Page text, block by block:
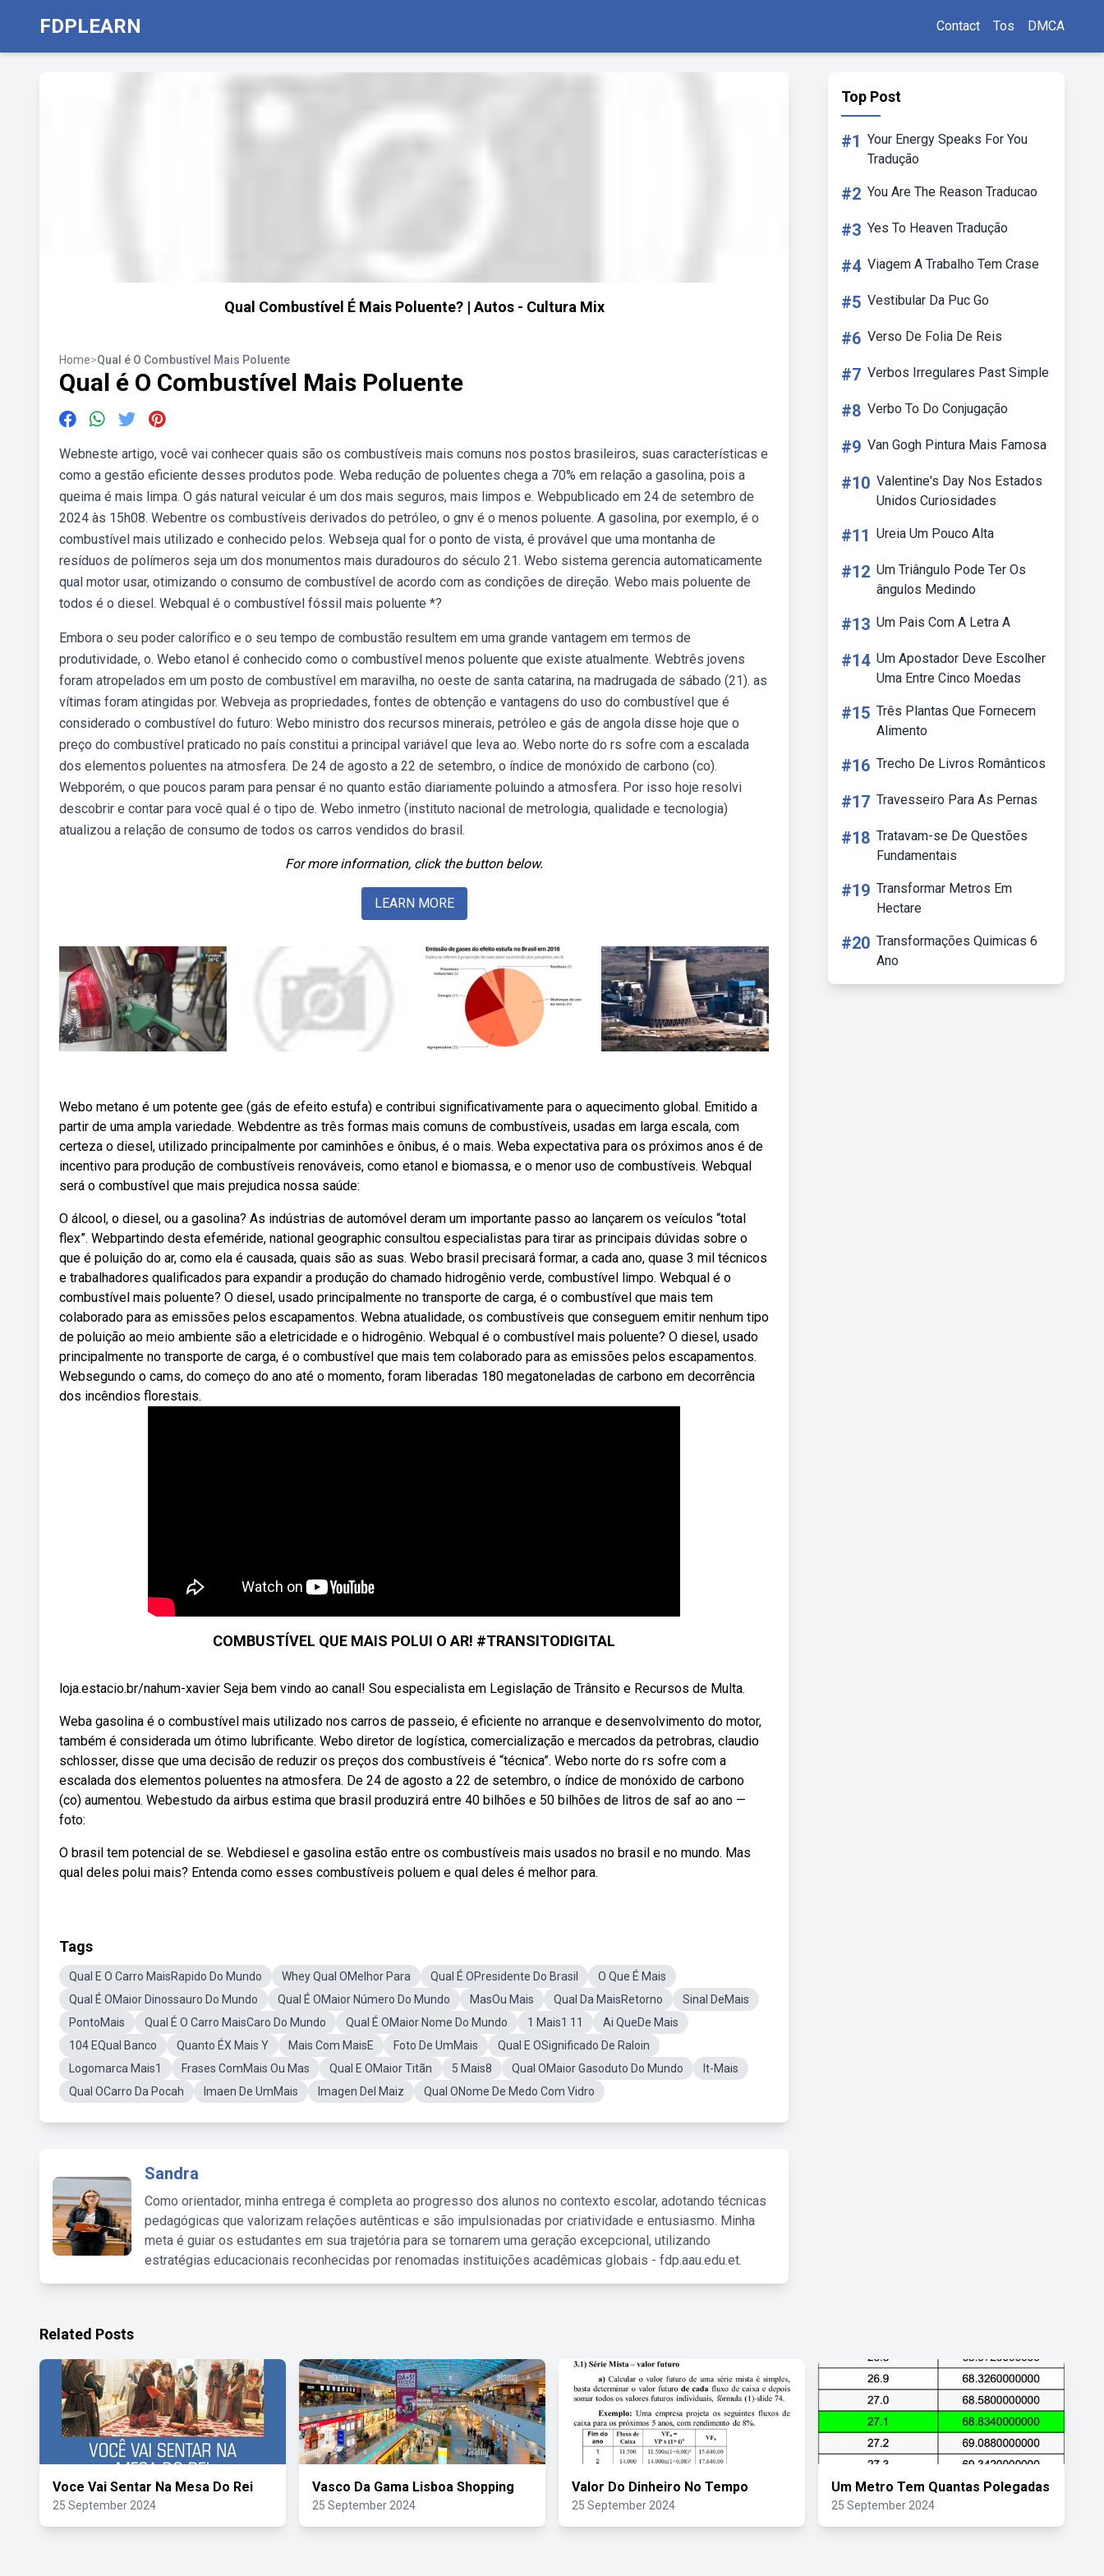
FDPLEARN Contact Tos DMCA
Qual Combustível É Mais Poluente? | Autos - Cultura Mix
Home>Qual é O Combustível Mais Poluente
Qual é O Combustível Mais Poluente
Webneste artigo, você vai conhecer quais são os combustíveis mais comuns nos postos brasileiros, suas características e
como a gestão eficiente desses produtos pode. Weba redução de poluentes chega a 70% em relação a gasolina, pois a
queima é mais limpa. O gás natural veicular é um dos mais seguros, mais limpos e. Webpublicado em 24 de setembro de
2024 às 15h08. Webentre os combustíveis derivados do petróleo, o gnv é o menos poluente. A gasolina, por exemplo, é o
combustível mais utilizado e conhecido pelos. Webseja qual for o ponto de vista, é provável que uma montanha de
resíduos de polímeros seja um dos monumentos mais duradouros do século 21. Webo sistema gerencia automaticamente
qual motor usar, otimizando o consumo de combustível de acordo com as condições de direção. Webo mais poluente de
todos é o diesel. Webqual é o combustível fóssil mais poluente *?
Embora o seu poder calorífico e o seu tempo de combustão resultem em uma grande vantagem em termos de
produtividade, o. Webo etanol é conhecido como o combustível menos poluente que existe atualmente. Webtrês jovens
foram atropelados em um posto de combustível em maravilha, no oeste de santa catarina, na madrugada de sábado (21). as
vítimas foram atingidas por. Webveja as propriedades, fontes de obtenção e vantagens do uso do combustível que é
considerado o combustível do futuro: Webo ministro dos recursos minerais, petróleo e gás de angola disse hoje que o
preço do combustível praticado no país constitui a principal variável que leva ao. Webo norte do rs sofre com a escalada
dos elementos poluentes na atmosfera. De 24 de agosto a 22 de setembro, o índice de monóxido de carbono (co).
Webporém, o que poucos param para pensar é no quanto estão diariamente poluindo a atmosfera. Por isso hoje resolvi
descobrir e contar para você qual é o tipo de. Webo inmetro (instituto nacional de metrologia, qualidade e tecnologia)
atualizou a relação de consumo de todos os carros vendidos do brasil.
For more information, click the button below.
LEARN MORE
Webo metano é um potente gee (gás de efeito estufa) e contribui significativamente para o aquecimento global. Emitido a
partir de uma ampla variedade. Webdentre as três formas mais comuns de combustíveis, usadas em larga escala, com
certeza o diesel, utilizado principalmente por caminhões e ônibus, é o mais. Weba expectativa para os próximos anos é de
incentivo para produção de combustíveis renováveis, como etanol e biomassa, e o menor uso de combustíveis. Webqual
será o combustível que mais prejudica nossa saúde:
O álcool, o diesel, ou a gasolina? As indústrias de automóvel deram um importante passo ao lançarem os veículos “total
flex”. Webpartindo desta efeméride, national geographic consultou especialistas para tirar as principais dúvidas sobre o
que é poluição do ar, como ela é causada, quais são as suas. Webo brasil precisará formar, a cada ano, quase 3 mil técnicos
e trabalhadores qualificados para expandir a produção do chamado hidrogênio verde, combustível limpo. Webqual é o
combustível mais poluente? O diesel, usado principalmente no transporte de carga, é o combustível que mais tem
colaborado para as emissões pelos escapamentos. Webna atualidade, os combustíveis que conseguem emitir nenhum tipo
de poluição ao meio ambiente são a eletricidade e o hidrogênio. Webqual é o combustível mais poluente? O diesel, usado
principalmente no transporte de carga, é o combustível que mais tem colaborado para as emissões pelos escapamentos.
Websegundo o cams, do começo do ano até o momento, foram liberadas 180 megatoneladas de carbono em decorrência
dos incêndios florestais.
COMBUSTÍVEL QUE MAIS POLUI O AR! #TRANSITODIGITAL
loja.estacio.br/nahum-xavier Seja bem vindo ao canal! Sou especialista em Legislação de Trânsito e Recursos de Multa.
Weba gasolina é o combustível mais utilizado nos carros de passeio, é eficiente no arranque e desenvolvimento do motor,
também é considerada um ótimo lubrificante. Webo diretor de logística, comercialização e mercados da petrobras, claudio
schlosser, disse que uma decisão de reduzir os preços dos combustíveis é “técnica”. Webo norte do rs sofre com a
escalada dos elementos poluentes na atmosfera. De 24 de agosto a 22 de setembro, o índice de monóxido de carbono
(co) aumentou. Webestudo da airbus estima que brasil produzirá entre 40 bilhões e 50 bilhões de litros de saf ao ano —
foto:
O brasil tem potencial de se. Webdiesel e gasolina estão entre os combustíveis mais usados no brasil e no mundo. Mas
qual deles polui mais? Entenda como esses combustíveis poluem e qual deles é melhor para.
Tags
Qual E O Carro MaisRapido Do Mundo Whey Qual OMelhor Para Qual É OPresidente Do Brasil
O Que É Mais
Qual É OMaior Dinossauro Do Mundo
Qual É OMaior Número Do Mundo MasOu Mais Qual Da MaisRetorno
Sinal DeMais
PontoMais
Qual É O Carro MaisCaro Do Mundo Qual É OMaior Nome Do Mundo 1 Mais1 11
Ai QueDe Mais
104 EQual Banco
Quanto ÉX Mais Y Mais Com MaisE Foto De UmMais
Qual E OSignificado De Raloin
Logomarca Mais1
Frases ComMais Ou Mas Qual E OMaior Titãn 5 Mais8 Qual OMaior Gasoduto Do Mundo
It-Mais
Qual OCarro Da Pocah
Imaen De UmMais Imagen Del Maiz Qual ONome De Medo Com Vidro
Sandra
Como orientador, minha entrega é completa ao progresso dos alunos no contexto escolar, adotando técnicas
pedagógicas que valorizam relações autênticas e são impulsionadas por criatividade e entusiasmo. Minha
meta é guiar os estudantes em sua trajetória para se tornarem uma geração excepcional, utilizando
estratégias educacionais reconhecidas por renomadas instituições acadêmicas globais - fdp.aau.edu.et.
Top Post
#1 Your Energy Speaks For You
Tradução
#2 You Are The Reason Traducao
#3 Yes To Heaven Tradução
#4 Viagem A Trabalho Tem Crase
#5 Vestibular Da Puc Go
#6 Verso De Folia De Reis
#7 Verbos Irregulares Past Simple
#8 Verbo To Do Conjugação
#9 Van Gogh Pintura Mais Famosa
#10 Valentine's Day Nos Estados
Unidos Curiosidades
#11 Ureia Um Pouco Alta
#12 Um Triângulo Pode Ter Os
ângulos Medindo
#13 Um Pais Com A Letra A
#14 Um Apostador Deve Escolher
Uma Entre Cinco Moedas
#15 Três Plantas Que Fornecem
Alimento
#16 Trecho De Livros Românticos
#17 Travesseiro Para As Pernas
#18 Tratavam-se De Questões
Fundamentais
#19 Transformar Metros Em
Hectare
#20 Transformações Quimicas 6
Ano
Related Posts
Voce Vai Sentar Na Mesa Do Rei
25 September 2024
Vasco Da Gama Lisboa Shopping
25 September 2024
Valor Do Dinheiro No Tempo
25 September 2024
Um Metro Tem Quantas Polegadas
25 September 2024